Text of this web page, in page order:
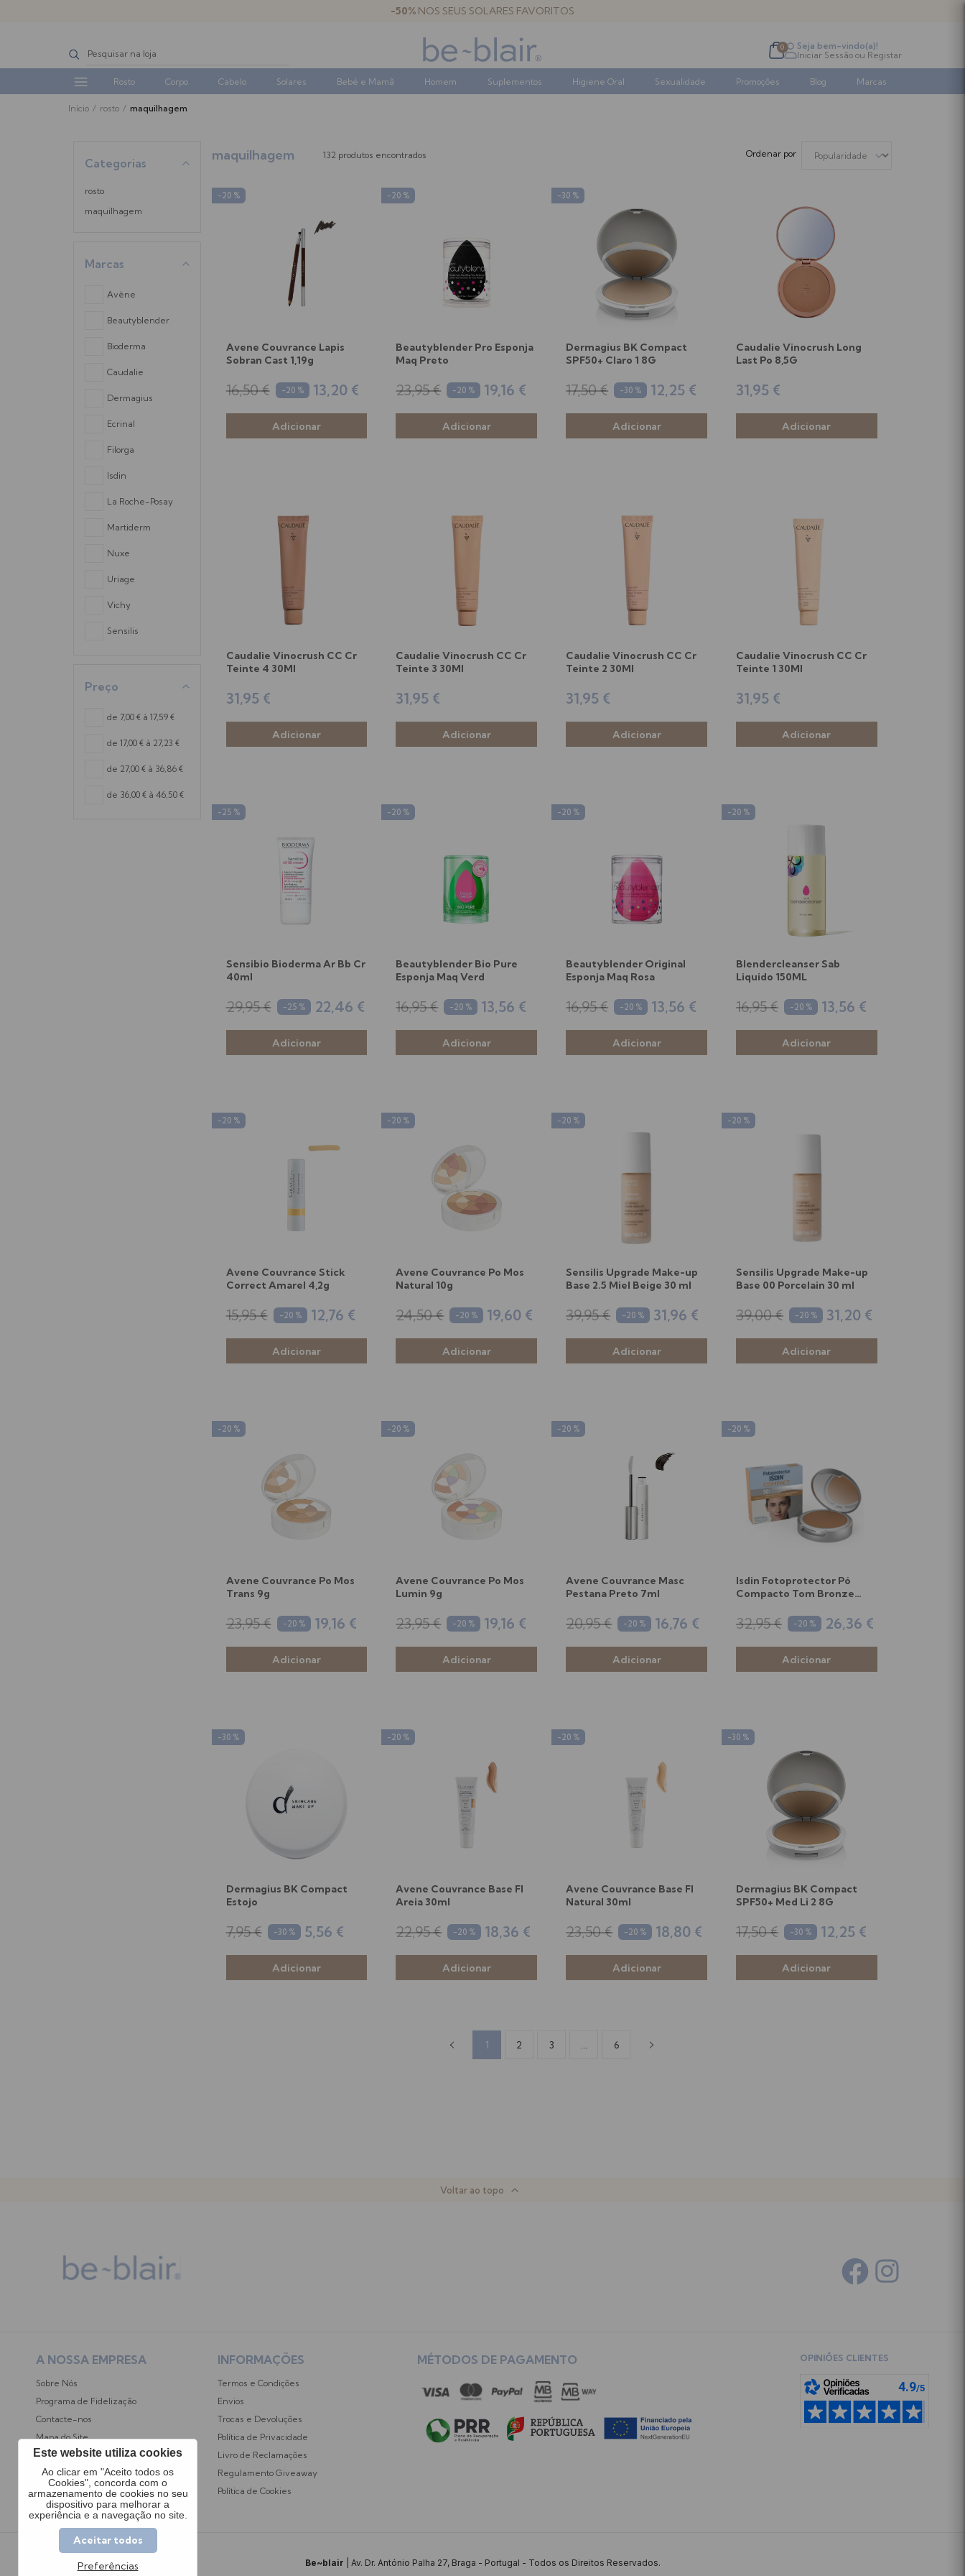
-50% NOS SEUS SOLARES FAVORITOS
0
Seja bem-vindo(a)!
Iniciar Sessãoou Registar
Rosto Corpo Cabelo Solares Bebé e Mamã Homem Suplementos Higiene Oral Sexualidade Promoções Blog Marcas
Início / rosto / maquilhagem
Categorias
rosto
maquilhagem
Marcas
Avène
Beautyblender
Bioderma
Caudalie
Dermagius
Ecrinal
Filorga
Isdin
La Roche-Posay
Martiderm
Nuxe
Uriage
Vichy
Sensilis
Preço
de 7,00 € à 17,59 €
de 17,00 € à 27,23 €
de 27,00 € à 36,86 €
de 36,00 € à 46,50 €
maquilhagem 132 produtos encontrados
-20 %
Avene Couvrance Lapis
Sobran Cast 1,19g
16,50 € -20 % 13,20 €
-20 %
Beautyblender Pro Esponja
Maq Preto
23,95 € -20 % 19,16 €
-30 %
Dermagius BK Compact
SPF50+ Claro 1 8G
17,50 € -30 % 12,25 €
Caudalie Vinocrush Long
Last Po 8,5G
31,95 €
Caudalie Vinocrush CC Cr
Teinte 4 30Ml
31,95 €
Caudalie Vinocrush CC Cr
Teinte 3 30Ml
31,95 €
Caudalie Vinocrush CC Cr
Teinte 2 30Ml
31,95 €
Caudalie Vinocrush CC Cr
Teinte 1 30Ml
31,95 €
-25 %
Sensibio Bioderma Ar Bb Cr
40ml
29,95 € -25 % 22,46 €
-20 %
Beautyblender Bio Pure
Esponja Maq Verd
16,95 € -20 % 13,56 €
-20 %
Beautyblender Original
Esponja Maq Rosa
16,95 € -20 % 13,56 €
-20 %
Blendercleanser Sab
Liquido 150ML
16,95 € -20 % 13,56 €
-20 %
Avene Couvrance Stick
Correct Amarel 4,2g
15,95 € -20 % 12,76 €
-20 %
Avene Couvrance Po Mos
Natural 10g
24,50 € -20 % 19,60 €
-20 %
Sensilis Upgrade Make-up
Base 2.5 Miel Beige 30 ml
39,95 € -20 % 31,96 €
-20 %
Sensilis Upgrade Make-up
Base 00 Porcelain 30 ml
39,00 € -20 % 31,20 €
-20 %
Avene Couvrance Po Mos
Trans 9g
23,95 € -20 % 19,16 €
-20 %
Avene Couvrance Po Mos
Lumin 9g
23,95 € -20 % 19,16 €
-20 %
Avene Couvrance Masc
Pestana Preto 7ml
20,95 € -20 % 16,76 €
-20 %
Isdin Fotoprotector Pó
Compacto Tom Bronze
32,95 € -20 % 26,36 €
-30 %
Dermagius BK Compact
Estojo
7,95 € -30 % 5,56 €
-20 %
Avene Couvrance Base Fl
Areia 30ml
22,95 € -20 % 18,36 €
-20 %
Avene Couvrance Base Fl
Natural 30ml
23,50 € -20 % 18,80 €
-30 %
Dermagius BK Compact
SPF50+ Med Li 2 8G
17,50 € -30 % 12,25 €
1 2 3 6
Voltar ao topo
A NOSSA EMPRESA
Sobre Nós
Programa de Fidelização
Contacte-nos
Mapa do Site
Opiniões dos Clientes
INFORMAÇÕES
Termos e Condições
Envios
Trocas e Devoluções
Política de Privacidade
Livro de Reclamações
Regulamento Giveaway
Política de Cookies
MÉTODOS DE PAGAMENTO OPINIÕES CLIENTES
Be~blair | Av. Dr. António Palha 27, Braga - Portugal - Todos os Direitos Reservados.
Este website utiliza cookies
Ao clicar em "Aceito todos os
Cookies", concorda com o
armazenamento de cookies no seu
dispositivo para melhorar a
experiência e a navegação no site.
Preferências
Aceitar todos